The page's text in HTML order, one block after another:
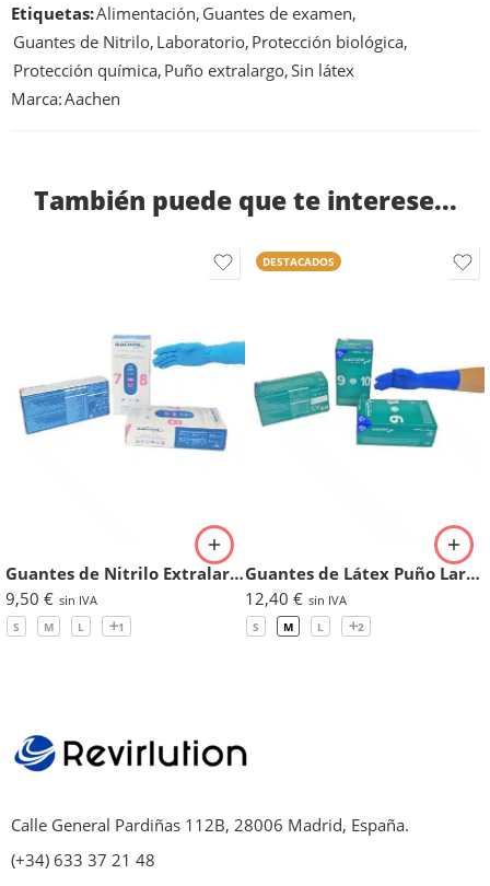
Etiquetas:Alimentación, Guantes de examen,
Guantes de Nitrilo, Laboratorio, Protección biológica,
Protección química, Puño extralargo,Sin látex
Marca:Aachen
También puede que te interese...
Guantes de Nitrilo Extralargos Sin Polvo Premium – Caja 100 uds.
9,50 € sin IVA
S M L 1
DESTACADOS
Guantes de Látex Puño Largo Sin Polvo – Caja 50 uds.
12,40 € sin IVA
S M L 2
Calle General Pardiñas 112B, 28006 Madrid, España.
(+34) 633 37 21 48